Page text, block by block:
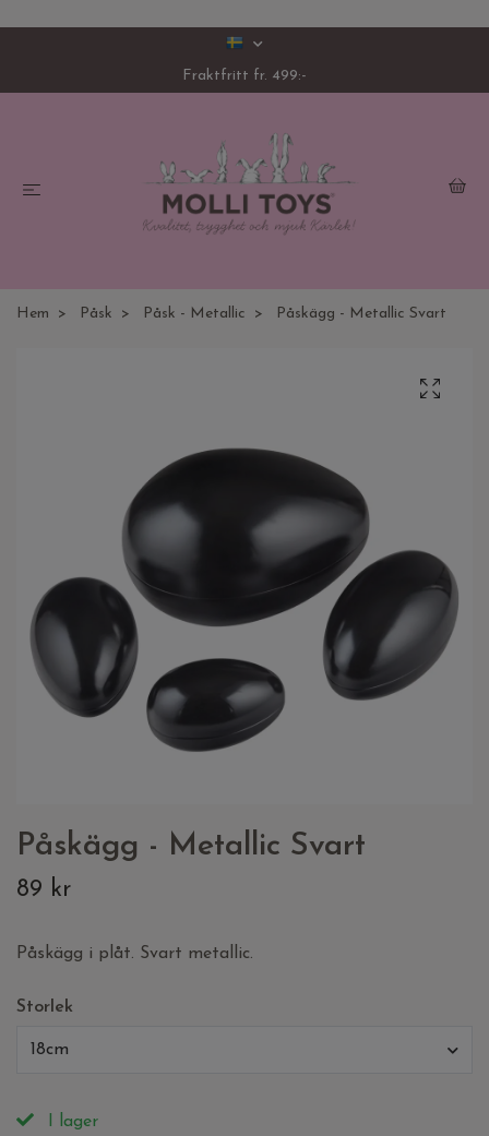
Fraktfritt fr. 499:-
Hem Påsk Påsk - Metallic Påskägg - Metallic Svart
Påskägg - Metallic Svart
89 kr
Påskägg i plåt. Svart metallic.
Storlek
18cm
I lager